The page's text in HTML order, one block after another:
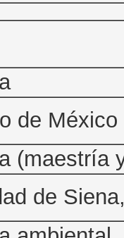
de México
(maestría
de